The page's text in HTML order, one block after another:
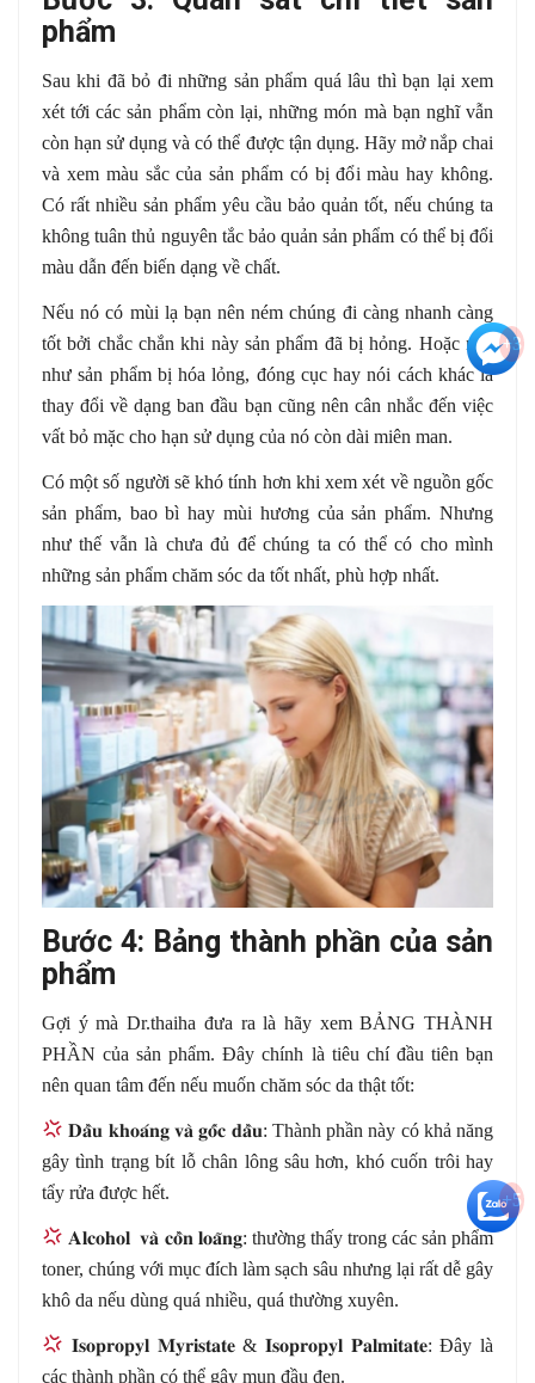
phẩm
Sau khi đã bỏ đi những sản phẩm quá lâu thì bạn lại xem
xét tới các sản phẩm còn lại, những món mà bạn nghĩ vẫn
còn hạn sử dụng và có thể được tận dụng. Hãy mở nắp chai
và xem màu sắc của sản phẩm có bị đổi màu hay không.
Có rất nhiều sản phẩm yêu cầu bảo quản tốt, nếu chúng ta
không tuân thủ nguyên tắc bảo quản sản phẩm có thể bị đổi
màu dẫn đến biến dạng về chất.
Nếu nó có mùi lạ bạn nên ném chúng đi càng nhanh càng
tốt bởi chắc chắn khi này sản phẩm đã bị hỏng. Hoặc nếu
như sản phẩm bị hóa lỏng, đóng cục hay nói cách khác là
thay đổi về dạng ban đầu bạn cũng nên cân nhắc đến việc
vất bỏ mặc cho hạn sử dụng của nó còn dài miên man.
Có một số người sẽ khó tính hơn khi xem xét về nguồn gốc
sản phẩm, bao bì hay mùi hương của sản phẩm. Nhưng
như thế vẫn là chưa đủ để chúng ta có thể có cho mình
những sản phẩm chăm sóc da tốt nhất, phù hợp nhất.
Bước 4: Bảng thành phần của sản
phẩm
Gợi ý mà Dr.thaiha đưa ra là hãy xem BẢNG THÀNH
PHẦN của sản phẩm. Đây chính là tiêu chí đầu tiên bạn
nên quan tâm đến nếu muốn chăm sóc da thật tốt:
𝐃𝐚𝐮 𝐤𝐡𝐨𝐚𝐧𝐠 𝐯𝐚 ̀𝐠𝐨𝐜 𝐝𝐚𝐮: Thành phần này có khả năng
gây tình trạng bít lỗ chân lông sâu hơn, khó cuốn trôi hay
tẩy rửa được hết.
𝐀𝐥𝐜𝐨𝐡𝐨𝐥 𝐯𝐚 𝐜𝐨𝐧 𝐥𝐨𝐚𝐧𝐠: thường thấy trong các sản phẩm
toner, chúng với mục đích làm sạch sâu nhưng lại rất dễ gây
khô da nếu dùng quá nhiều, quá thường xuyên.
𝐈𝐬𝐨𝐩𝐫𝐨𝐩𝐲𝐥 𝐌𝐲𝐫𝐢𝐬𝐭𝐚𝐭𝐞& 𝐈𝐬𝐨𝐩𝐫𝐨𝐩𝐲𝐥 𝐏𝐚𝐥𝐦𝐢𝐭𝐚𝐭𝐞: Đây là
các thành phần có thể gây mụn đầu đen.
+3
+5